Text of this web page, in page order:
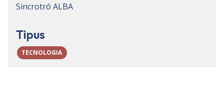
Sincrotró ALBA
Tipus
TECNOLOGIA